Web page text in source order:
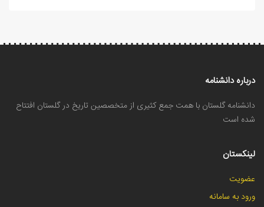
درباره دانشنامه
دانشنامه گلستان با همت جمع کثیری از متخصصین تاریخ در گلستان افتتاح
شده است
لینکستان
عضویت
ورود به سامانه